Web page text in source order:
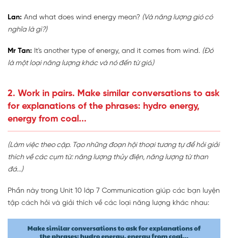
Lan: And what does wind energy mean? (Và năng lượng gió có
nghĩa là gì?)
Mr Tan: It's another type of energy, and it comes from wind. (Đó
là một loại năng lượng khác và nó đến từ gió.)
2. Work in pairs. Make similar conversations to ask
for explanations of the phrases: hydro energy,
energy from coal...
(Làm việc theo cặp. Tạo những đoạn hội thoại tương tự để hỏi giải
thích về các cụm từ: năng lượng thủy điện, năng lượng từ than
đá...)
Phần này trong Unit 10 lớp 7 Communication giúp các bạn luyện
tập cách hỏi và giải thích về các loại năng lượng khác nhau: